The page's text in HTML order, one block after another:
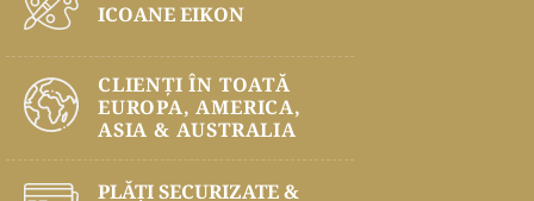
ICOANE EIKON
CLIENȚI ÎN TOATĂ
EUROPA, AMERICA,
ASIA & AUSTRALIA
PLĂŢI SECURIZATE &